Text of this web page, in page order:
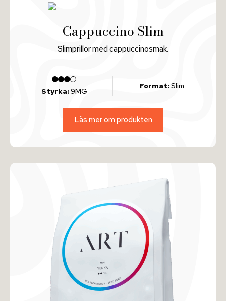
Cappuccino Slim
Slimprillor med cappuccinosmak.
Styrka:9MG
Format:Slim
Läs mer om produkten